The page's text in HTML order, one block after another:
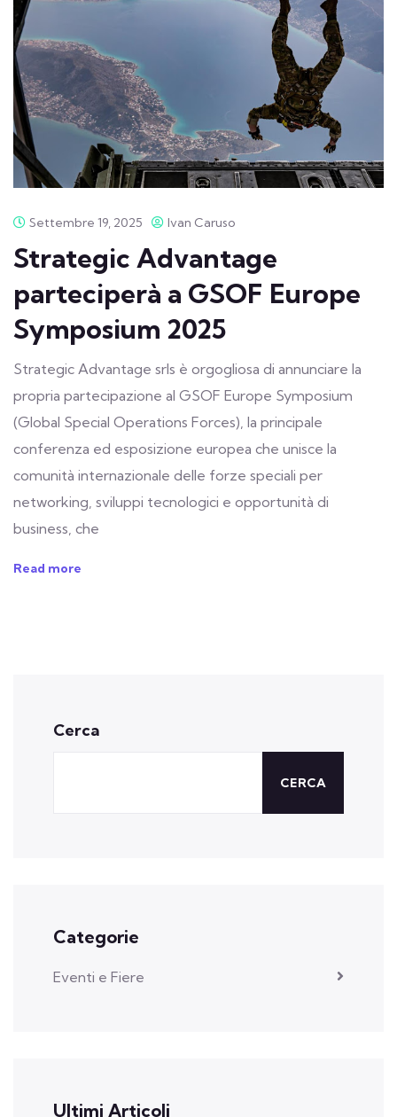
Settembre 19, 2025 Ivan Caruso
Strategic Advantage
parteciperà a GSOF Europe
Symposium 2025
Strategic Advantage srls è orgogliosa di annunciare la
propria partecipazione al GSOF Europe Symposium
(Global Special Operations Forces), la principale
conferenza ed esposizione europea che unisce la
comunità internazionale delle forze speciali per
networking, sviluppi tecnologici e opportunità di
business, che
Read more
Cerca
CERCA
Categorie
Eventi e Fiere
Ultimi Articoli